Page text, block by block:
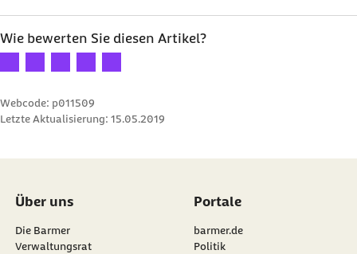
Wie bewerten Sie diesen Artikel?
Ihre Bewertung: 1 Stern
Ihre Bewertung: 2 Sterne
Ihre Bewertung: 3 Sterne
Ihre Bewertung: 4 Sterne
Ihre Bewertung: 5 Sterne
Webcode: p011509
Letzte Aktualisierung: 15.05.2019
Über uns
Die Barmer
Verwaltungsrat
Portale
barmer.de
Politik